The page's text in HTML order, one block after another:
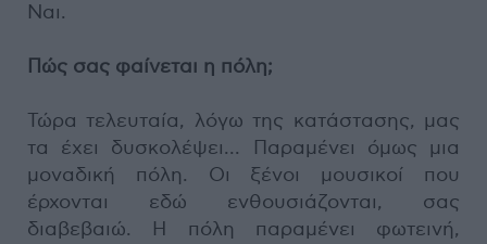
Ναι.
Πώς σας φαίνεται η πόλη;
Τώρα τελευταία, λόγω της κατάστασης, μας
τα έχει δυσκολέψει... Παραμένει όμως μια
μοναδική πόλη. Οι ξένοι μουσικοί που
έρχονται εδώ ενθουσιάζονται, σας
διαβεβαιώ. Η πόλη παραμένει φωτεινή,